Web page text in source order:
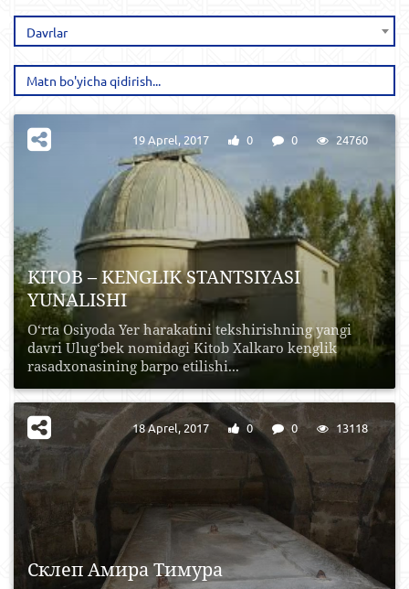
Davrlar
KITOB – KENGLIK STANTSIYASI
YUNALISHI
O‘rta Osiyoda Yer harakatini tekshirishning yangi
davri Ulug‘bek nomidagi Kitob Xalkaro kenglik
rasadxonasining barpo etilishi...
19 Aprel, 2017 0 0 24760
Склеп Амира Тимура
18 Aprel, 2017 0 0 13118